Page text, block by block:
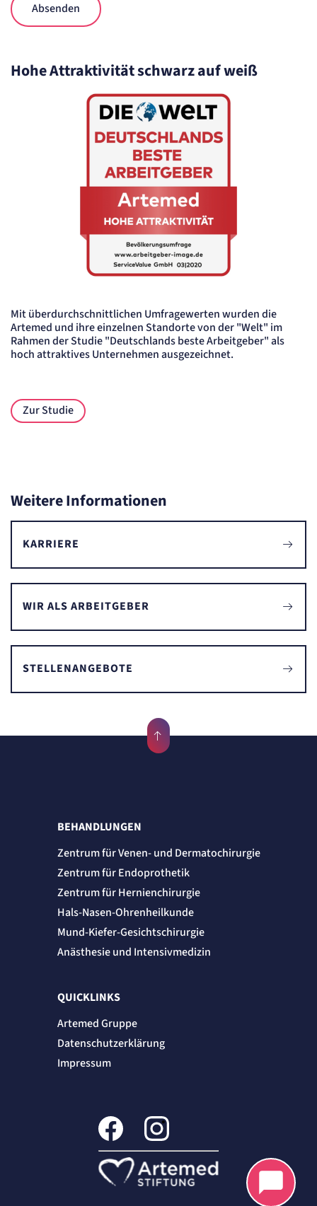
Absenden
Hohe Attraktivität schwarz auf weiß
Mit überdurchschnittlichen Umfragewerten wurden die
Artemed und ihre einzelnen Standorte von der "Welt" im
Rahmen der Studie "Deutschlands beste Arbeitgeber" als
hoch attraktives Unternehmen ausgezeichnet.
Zur Studie
Weitere Informationen
KARRIERE
WIR ALS ARBEITGEBER
STELLENANGEBOTE
BEHANDLUNGEN
Zentrum für Venen- und Dermatochirurgie
Zentrum für Endoprothetik
Zentrum für Hernienchirurgie
Hals-Nasen-Ohrenheilkunde
Mund-Kiefer-Gesichtschirurgie
Anästhesie und Intensivmedizin
QUICKLINKS
Artemed Gruppe
Datenschutzerklärung
Impressum